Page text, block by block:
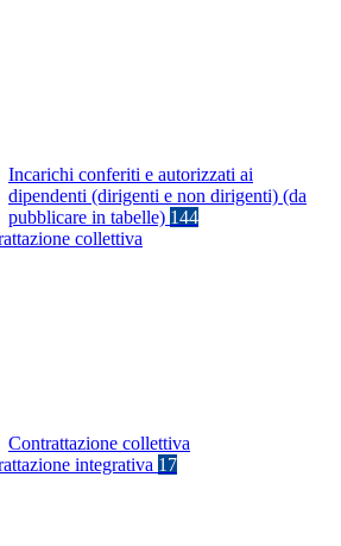
Incarichi conferiti e autorizzati ai
dipendenti (dirigenti e non dirigenti) (da
pubblicare in tabelle) 144
collettiva
Contrattazione collettiva
integrativa 17